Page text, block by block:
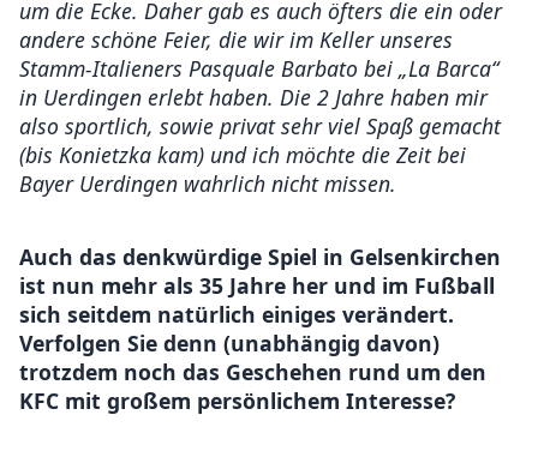
um die Ecke. Daher gab es auch öfters die ein oder
andere schöne Feier, die wir im Keller unseres
Stamm-Italieners Pasquale Barbato bei „La Barca“
in Uerdingen erlebt haben. Die 2 Jahre haben mir
also sportlich, sowie privat sehr viel Spaß gemacht
(bis Konietzka kam) und ich möchte die Zeit bei
Bayer Uerdingen wahrlich nicht missen.
Auch das denkwürdige Spiel in Gelsenkirchen
ist nun mehr als 35 Jahre her und im Fußball
sich seitdem natürlich einiges verändert.
Verfolgen Sie denn (unabhängig davon)
trotzdem noch das Geschehen rund um den
KFC mit großem persönlichem Interesse?